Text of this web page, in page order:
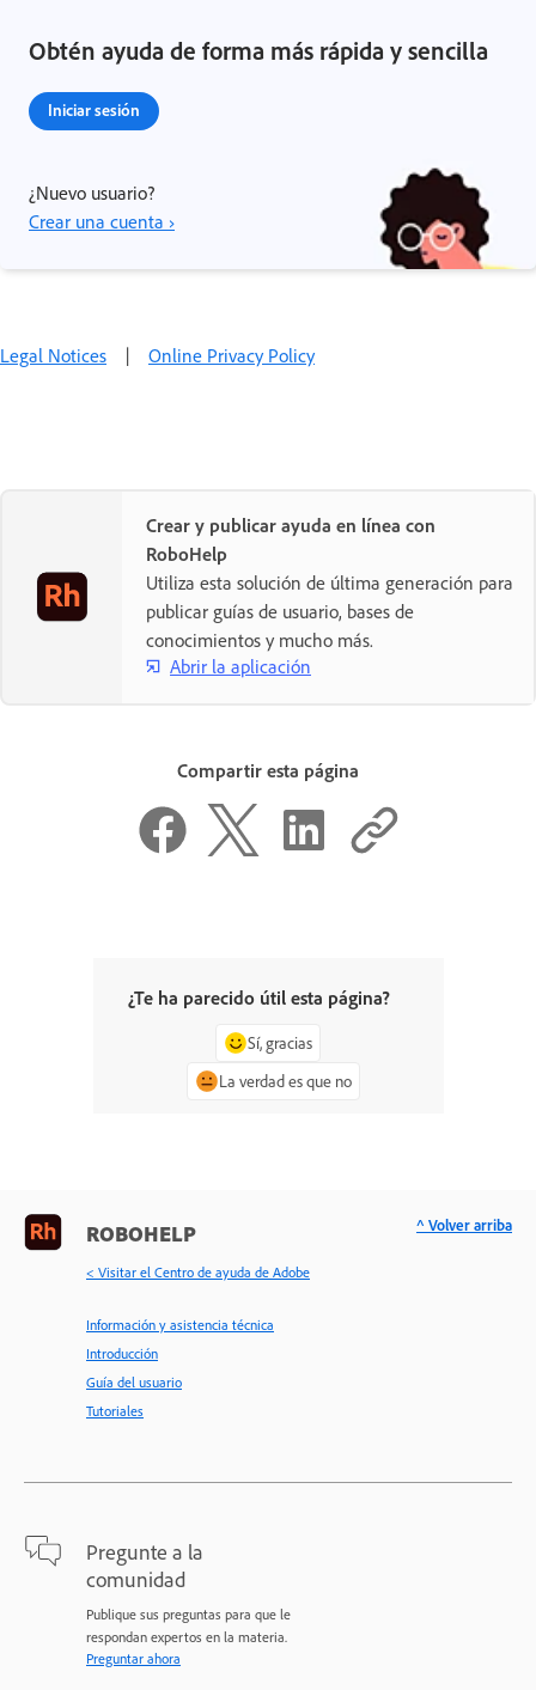
Obtén ayuda de forma más rápida y sencilla
Iniciar sesión
¿Nuevo usuario?
Crear una cuenta ›
Legal Notices | Online Privacy Policy
Crear y publicar ayuda en línea con
RoboHelp
Utiliza esta solución de última generación para
publicar guías de usuario, bases de
conocimientos y mucho más.
Abrir la aplicación
Compartir esta página
¿Te ha parecido útil esta página?
Sí, gracias
La verdad es que no
ROBOHELP
< Visitar el Centro de ayuda de Adobe
Información y asistencia técnica
Introducción
Guía del usuario
Tutoriales
Pregunte a la
comunidad
Publique sus preguntas para que le
respondan expertos en la materia.
Preguntar ahora
^ Volver arriba